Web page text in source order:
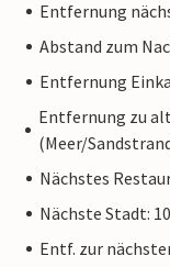
Entfernung
Abstand zum
Entfernung
Entfernung zu
(Meer/
Nächstes
Nächste Stadt:
Entf. zur